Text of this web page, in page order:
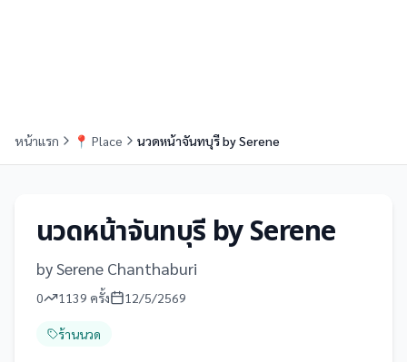
หน้าแรก 📍 Place นวดหน้าจันทบุรี by Serene
นวดหน้าจันทบุรี by Serene
by Serene Chanthaburi
0 1139 ครั้ง 12/5/2569
ร้านนวด